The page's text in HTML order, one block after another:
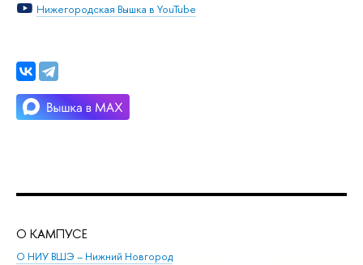
Нижегородская Вышка в YouTube
О КАМПУСЕ
О НИУ ВШЭ – Нижний Новгород